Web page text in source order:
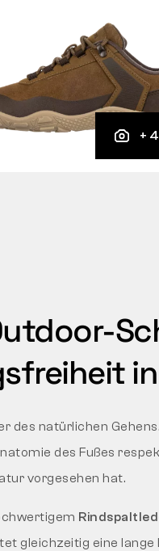
+
des natürlichen
des Fußes
vorgesehen hat.
gleichzeitig eine